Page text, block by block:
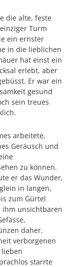
die alte, feste
Turm
ein ernster
in die lieblichen
hat einst ein
erlebt, aber
Er war ein
gesund
sein treues
arbeitete,
Geräusch und
zu können.
er das Wunder,
in langen,
zum Gürtel
ihm unsichtbaren
daher,
verborgenen
starrte